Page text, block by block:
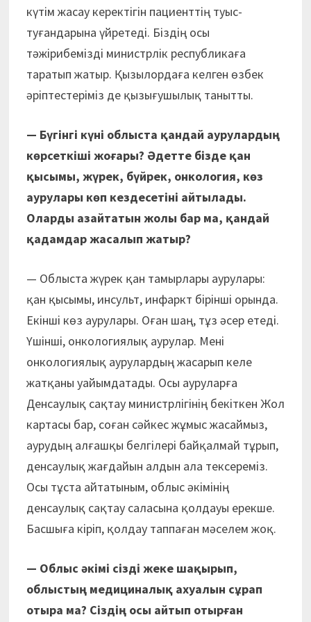
күтім жасау керектігін пациенттің туыс-
туғандарына үйретеді. Біздің осы
тәжірибемізді министрлік республикаға
таратып жатыр. Қызылордаға келген өзбек
әріптестеріміз де қызығушылық танытты.
— Бүгінгі күні облыста қандай аурулардың
көрсеткіші жоғары? Әдетте бізде қан
қысымы, жүрек, бүйрек, онкология, көз
аурулары көп кездесетіні айтылады.
Оларды азайтатын жолы бар ма, қандай
қадамдар жасалып жатыр?
— Облыста жүрек қан тамырлары аурулары:
қан қысымы, инсульт, инфаркт бірінші орында.
Екінші көз аурулары. Оған шаң, тұз әсер етеді.
Үшінші, онкологиялық аурулар. Мені
онкологиялық аурулардың жасарып келе
жатқаны уайымдатады. Осы ауруларға
Денсаулық сақтау министрлігінің бекіткен Жол
картасы бар, соған сәйкес жұмыс жасаймыз,
аурудың алғашқы белгілері байқалмай тұрып,
денсаулық жағдайын алдын ала тексереміз.
Осы тұста айтатыным, облыс әкімінің
денсаулық сақтау саласына қолдауы ерекше.
Басшыға кіріп, қолдау таппаған мәселем жоқ.
— Облыс әкімі сізді жеке шақырып,
облыстың медициналық ахуалын сұрап
отыра ма? Сіздің осы айтып отырған